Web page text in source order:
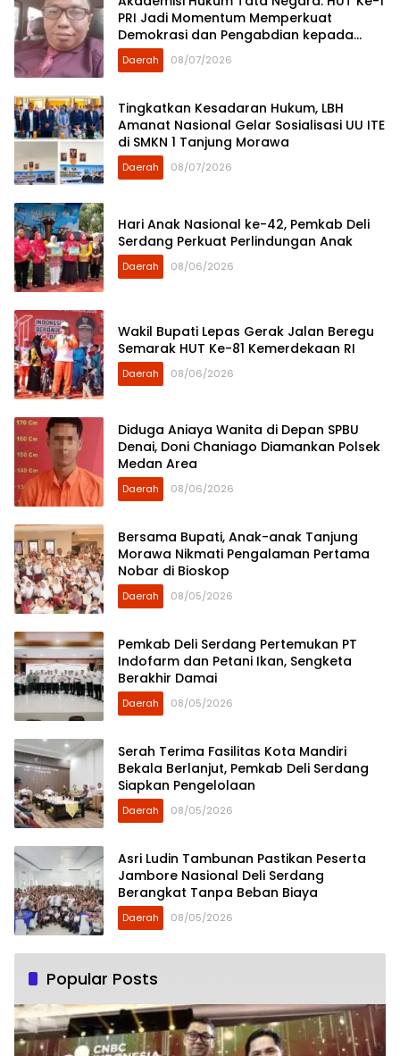
PRI Jadi Momentum Memperkuat
Demokrasi dan Pengabdian kepada
Rakyat
Daerah 08/07/2026
Tingkatkan Kesadaran Hukum, LBH
Amanat Nasional Gelar Sosialisasi UU ITE
di SMKN 1 Tanjung Morawa
Daerah 08/07/2026
Hari Anak Nasional ke-42, Pemkab Deli
Serdang Perkuat Perlindungan Anak
Daerah 08/06/2026
Wakil Bupati Lepas Gerak Jalan Beregu
Semarak HUT Ke-81 Kemerdekaan RI
Daerah 08/06/2026
Diduga Aniaya Wanita di Depan SPBU
Denai, Doni Chaniago Diamankan Polsek
Medan Area
Daerah 08/06/2026
Bersama Bupati, Anak-anak Tanjung
Morawa Nikmati Pengalaman Pertama
Nobar di Bioskop
Daerah 08/05/2026
Pemkab Deli Serdang Pertemukan PT
Indofarm dan Petani Ikan, Sengketa
Berakhir Damai
Daerah 08/05/2026
Serah Terima Fasilitas Kota Mandiri
Bekala Berlanjut, Pemkab Deli Serdang
Siapkan Pengelolaan
Daerah 08/05/2026
Asri Ludin Tambunan Pastikan Peserta
Jambore Nasional Deli Serdang
Berangkat Tanpa Beban Biaya
Daerah 08/05/2026
Popular Posts